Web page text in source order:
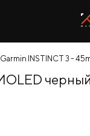
INSTINCT 3 -